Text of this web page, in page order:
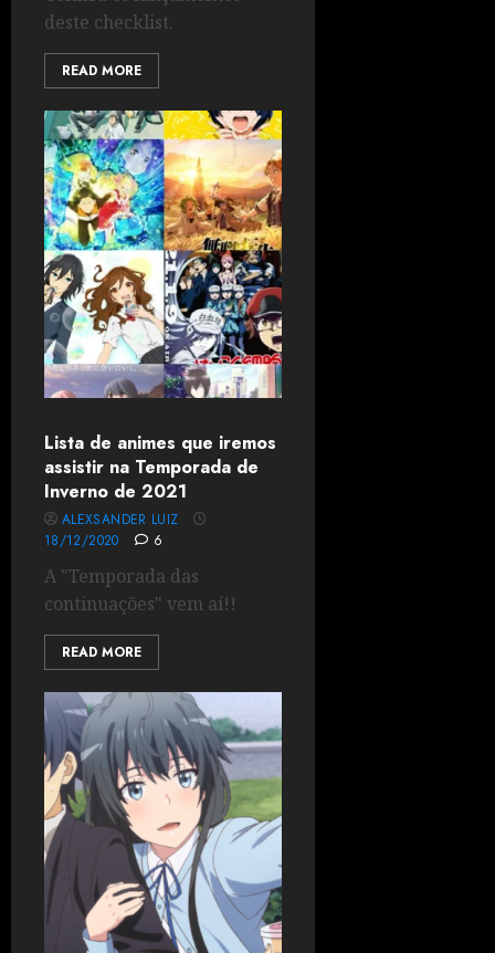
deste checklist.
READ MORE
Lista de animes que iremos
assistir na Temporada de
Inverno de 2021
ALEXSANDER LUIZ
18/12/2020
6
A "Temporada das
continuações" vem aí!!
READ MORE